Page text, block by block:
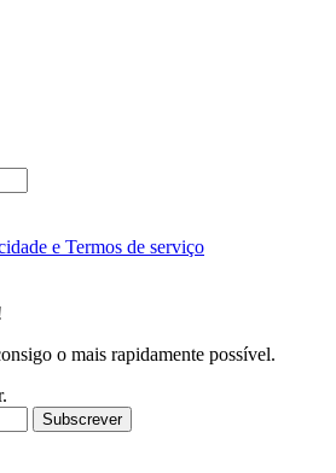
e Termos de serviço
o mais rapidamente possível.
Subscrever